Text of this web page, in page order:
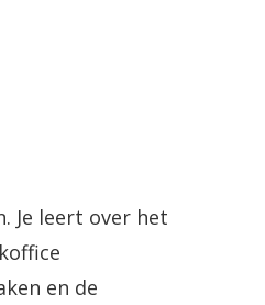
Je leert over het
en de